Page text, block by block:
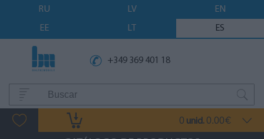
RU LV
EN
EE
LT ES
+349 369 401 18
0 unid. 0.00€